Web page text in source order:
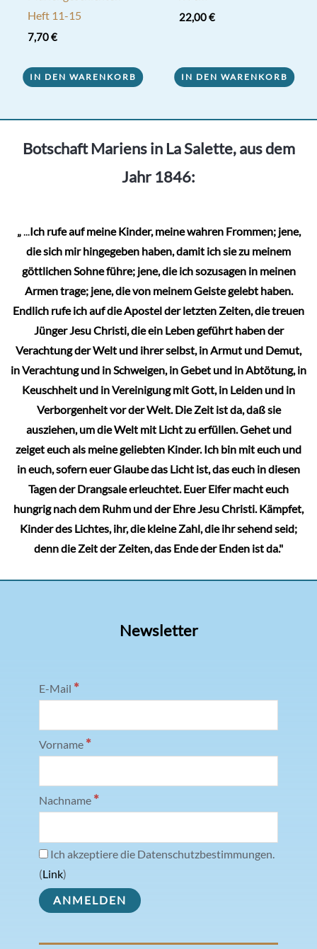
Heft 11-15
7,70€
IN DEN WARENKORB
22,00€
IN DEN WARENKORB
Botschaft Mariens in La Salette, aus dem
Jahr 1846:
„...Ich rufe auf meine Kinder, meine wahren Frommen; jene,
die sich mir hingegeben haben, damit ich sie zu meinem
göttlichen Sohne führe; jene, die ich sozusagen in meinen
Armen trage; jene, die von meinem Geiste gelebt haben.
Endlich rufe ich auf die Apostel der letzten Zeiten, die treuen
Jünger Jesu Christi, die ein Leben geführt haben der
Verachtung der Welt und ihrer selbst, in Armut und Demut,
in Verachtung und in Schweigen, in Gebet und in Abtötung, in
Keuschheit und in Vereinigung mit Gott, in Leiden und in
Verborgenheit vor der Welt. Die Zeit ist da, daß sie
ausziehen, um die Welt mit Licht zu erfüllen. Gehet und
zeiget euch als meine geliebten Kinder. Ich bin mit euch und
in euch, sofern euer Glaube das Licht ist, das euch in diesen
Tagen der Drangsale erleuchtet. Euer Eifer macht euch
hungrig nach dem Ruhm und der Ehre Jesu Christi. Kämpfet,
Kinder des Lichtes, ihr, die kleine Zahl, die ihr sehend seid;
denn die Zeit der Zeiten, das Ende der Enden ist da."
Newsletter
E-Mail *
Vorname *
Nachname *
Ich akzeptiere die Datenschutzbestimmungen.
(Link)